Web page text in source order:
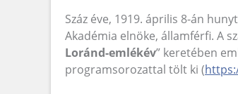
Száz éve, 1919. április 8-án
Akadémia elnöke, államférfi. A
Loránd-emlékév” keretében
programsorozattal tölt ki (